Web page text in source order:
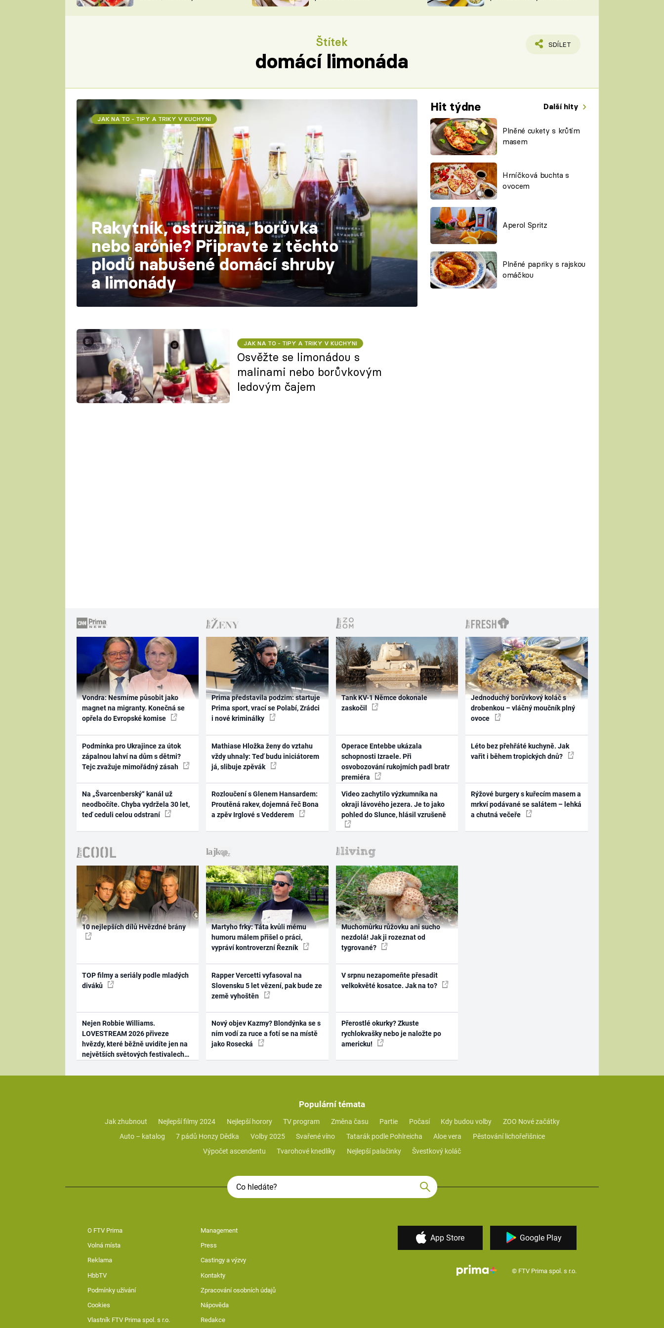
NA NÁKUPECH
ŠÉFREDAKTORKY
Štítek
domácí limonáda
SDÍLET
Hit týdne Další hity
Plněné cukety s krůtím
masem
Hrníčková buchta s
ovocem
Aperol Spritz
Plněné papriky s rajskou
omáčkou
JAK NA TO - TIPY A TRIKY V KUCHYNI
Rakytník, ostružina, borůvka
nebo arónie? Připravte z těchto
plodů nabušené domácí shruby
a limonády
JAK NA TO - TIPY A TRIKY V KUCHYNI
Osvěžte se limonádou s
malinami nebo borůvkovým
ledovým čajem
Vondra: Nesmíme působit jako
magnet na migranty. Konečná se
opřela do Evropské komise
Podmínka pro Ukrajince za útok
zápalnou lahví na dům s dětmi?
Tejc zvažuje mimořádný zásah
Na „Švarcenberský“ kanál už
neodbočíte. Chyba vydržela 30 let,
teď ceduli celou odstraní
Prima představila podzim: startuje
Prima sport, vrací se Polabí, Zrádci
i nové kriminálky
Mathiase Hložka ženy do vztahu
vždy uhnaly: Teď budu iniciátorem
já, slibuje zpěvák
Rozloučení s Glenem Hansardem:
Proutěná rakev, dojemná řeč Bona
a zpěv Irglové s Vedderem
Tank KV-1 Němce dokonale
zaskočil
Operace Entebbe ukázala
schopnosti Izraele. Při
osvobozování rukojmích padl bratr
premiéra
Video zachytilo výzkumníka na
okraji lávového jezera. Je to jako
pohled do Slunce, hlásil vzrušeně
Jednoduchý borůvkový koláč s
drobenkou – vláčný moučník plný
ovoce
Léto bez přehřáté kuchyně. Jak
vařit i během tropických dnů?
Rýžové burgery s kuřecím masem a
mrkví podávané se salátem – lehká
a chutná večeře
10 nejlepších dílů Hvězdné brány
TOP filmy a seriály podle mladých
diváků
Nejen Robbie Williams.
LOVESTREAM 2026 přiveze
hvězdy, které běžně uvidíte jen na
největších světových festivalech
Martyho frky: Táta kvůli mému
humoru málem přišel o práci,
vypráví kontroverzní Řezník
Rapper Vercetti vyfasoval na
Slovensku 5 let vězení, pak bude ze
země vyhoštěn
Nový objev Kazmy? Blondýnka se s
ním vodí za ruce a fotí se na místě
jako Rosecká
Muchomůrku růžovku ani sucho
nezdolá! Jak ji rozeznat od
tygrované?
V srpnu nezapomeňte přesadit
velkokvěté kosatce. Jak na to?
Přerostlé okurky? Zkuste
rychlokvašky nebo je naložte po
americku!
Populární témata
Jak zhubnout Nejlepší filmy 2024 Nejlepší horory TV program Změna času Partie Počasí Kdy budou volby
ZOO Nové začátky
Auto – katalog
7 pádů Honzy Dědka Volby 2025 Svařené víno Tatarák podle Pohlreicha Aloe vera
Pěstování lichořeřišnice
Výpočet ascendentu
Tvarohové knedlíky Nejlepší palačinky Švestkový koláč
O FTV Prima Management
Volná místa Press
Reklama Castingy a výzvy
HbbTV Kontakty
Podmínky užívání Zpracování osobních údajů
Cookies Nápověda
Vlastník FTV Prima spol. s r.o. Redakce
App Store Google Play
© FTV Prima spol. s r.o.